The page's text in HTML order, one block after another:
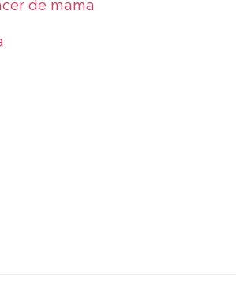
de mama